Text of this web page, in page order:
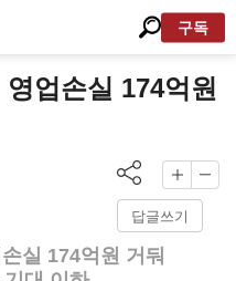
구독
업손실 174억원
답글쓰기
실 174억원 거둬